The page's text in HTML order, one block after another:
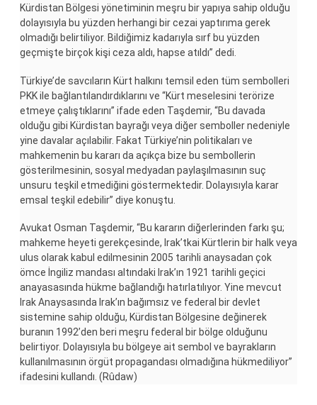
Kürdistan Bölgesi yönetiminin meşru bir yapıya sahip olduğu
dolayısıyla bu yüzden herhangi bir cezai yaptırıma gerek
olmadığı belirtiliyor. Bildiğimiz kadarıyla sırf bu yüzden
geçmişte birçok kişi ceza aldı, hapse atıldı” dedi.
Türkiye’de savcıların Kürt halkını temsil eden tüm sembolleri
PKK ile bağlantılandırdıklarını ve “Kürt meselesini terörize
etmeye çalıştıklarını” ifade eden Taşdemir, “Bu davada
olduğu gibi Kürdistan bayrağı veya diğer semboller nedeniyle
yine davalar açılabilir. Fakat Türkiye’nin politikaları ve
mahkemenin bu kararı da açıkça bize bu sembollerin
gösterilmesinin, sosyal medyadan paylaşılmasının suç
unsuru teşkil etmediğini göstermektedir. Dolayısıyla karar
emsal teşkil edebilir” diye konuştu.
Avukat Osman Taşdemir, “Bu kararın diğerlerinden farkı şu;
mahkeme heyeti gerekçesinde, Irak’tkai Kürtlerin bir halk veya
ulus olarak kabul edilmesinin 2005 tarihli anaysadan çok
ömce İngiliz mandası altındaki Irak’ın 1921 tarihli geçici
anayasasında hükme bağlandığı hatırlatılıyor. Yine mevcut
Irak Anaysasında Irak’ın bağımsız ve federal bir devlet
sistemine sahip olduğu, Kürdistan Bölgesine değinerek
buranın 1992’den beri meşru federal bir bölge olduğunu
belirtiyor. Dolayısıyla bu bölgeye ait sembol ve bayrakların
kullanılmasının örgüt propagandası olmadığına hükmediliyor”
ifadesini kullandı. (Rûdaw)